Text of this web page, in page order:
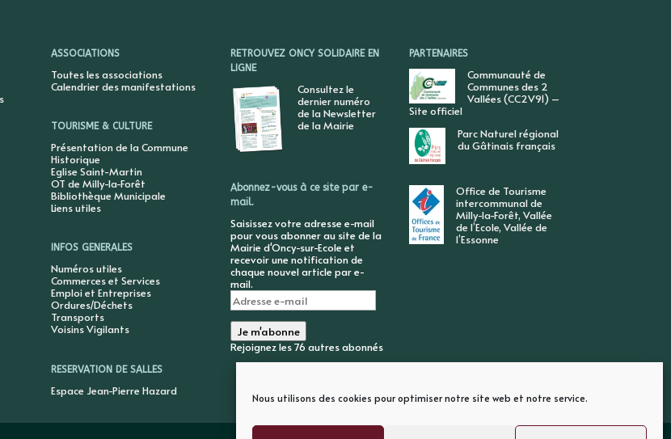
Nous utilisons des cookies pour optimiser notre site web et notre service.
ASSOCIATIONS
Toutes les associations
Calendrier des manifestations
TOURISME & CULTURE
Présentation de la Commune
Historique
Eglise Saint-Martin
OT de Milly-la-Forêt
Bibliothèque Municipale
Liens utiles
INFOS GENERALES
Numéros utiles
Commerces et Services
Emploi et Entreprises
Ordures/Déchets
Transports
Voisins Vigilants
RESERVATION DE SALLES
Espace Jean-Pierre Hazard
RETROUVEZ ONCY SOLIDAIRE EN
LIGNE
Consultez le
dernier numéro
de la Newsletter
de la Mairie
Abonnez-vous à ce site par e-
mail.
Saisissez votre adresse e-mail
pour vous abonner au site de la
Mairie d'Oncy-sur-Ecole et
recevoir une notification de
chaque nouvel article par e-
mail.
Adresse
e-
mail
Je m'abonne
Rejoignez les 76 autres abonnés
PARTENAIRES
Communauté de
Communes des 2
Vallées (CC2V91) –
Site officiel
Parc Naturel régional
du Gâtinais français
Office de Tourisme
intercommunal de
Milly-la-Forêt, Vallée
de l’Ecole, Vallée de
l’Essonne